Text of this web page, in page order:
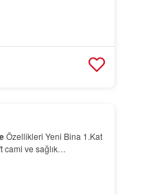
Özellikleri Yeni Bina 1.Kat
cami ve sağlık